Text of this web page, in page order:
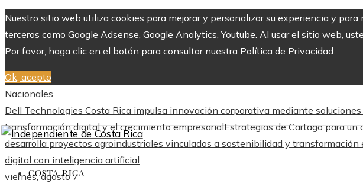
Nuestro sitio web utiliza cookies para mejorar y personalizar su experiencia y
terceros como Google Adsense, Google Analytics, Youtube. Al usar el sitio web,
Por favor, haga clic en el botón para consultar nuestra Política de Privacidad.
Ok, acepto
Nacionales
Dell Technologies Costa Rica impulsa innovación corporativa mediante
transformación digital y el crecimiento empresarialEstrategias de Cartago para
desarrolla proyectos agroindustriales vinculados a sostenibilidad y transformación
digital con inteligencia artificial
viernes, agosto 7
COSTA RICA